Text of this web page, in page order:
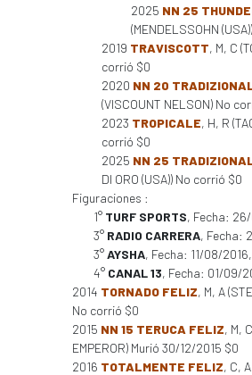
2025 NN 25
(MENDELSSOHN
2019 TRAVISCOTT, M, C
corrió $0
2020 NN 20
(VISCOUNT NELSON) No
2023 TROPICALE, H, R
corrió $0
2025 NN 25
DI ORO (USA)) No corrió $0
Figuraciones :
1° TURF SPORTS, Fecha:
3° RADIO CARRERA, Fecha:
3°AYSHA, Fecha: 11/08/
4° CANAL 13, Fecha: 01/09/
2014 TORNADO FELIZ, M, A
No corrió $0
2015 NN 15 TERUCA FELIZ, M,
EMPEROR) Murió 30/12/2015 $0
2016 TOTALMENTE FELIZ, C,